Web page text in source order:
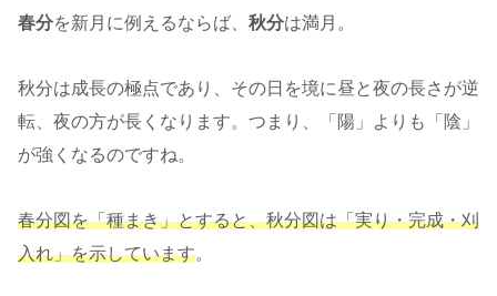
春分を新月に例えるならば、 秋分は満月。
秋分は成長の極点であり、その日を境に昼と夜の長さが逆
転、夜の方が長くなります。つまり、「陽」よりも「陰」
が強くなるのですね。
春分図を「種まき」とすると、秋分図は「実り・完成・刈
入れ」を示しています。